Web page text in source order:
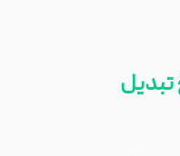
تبدیل